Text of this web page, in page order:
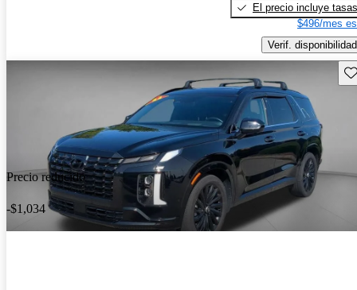
El precio incluye tasas
$496/mes
Verif. disponibilidad
Precio reducido
-$1,034